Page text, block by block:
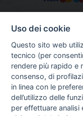
Uso dei cookie
Questo sito web
tecnico (per
rendere più rapido e
consenso, di
in linea con le
dell’utilizzo delle
per effettuare